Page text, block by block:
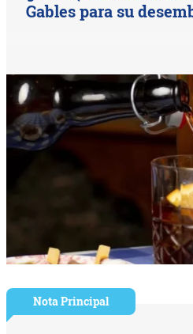
Gables para su
Nota Principal